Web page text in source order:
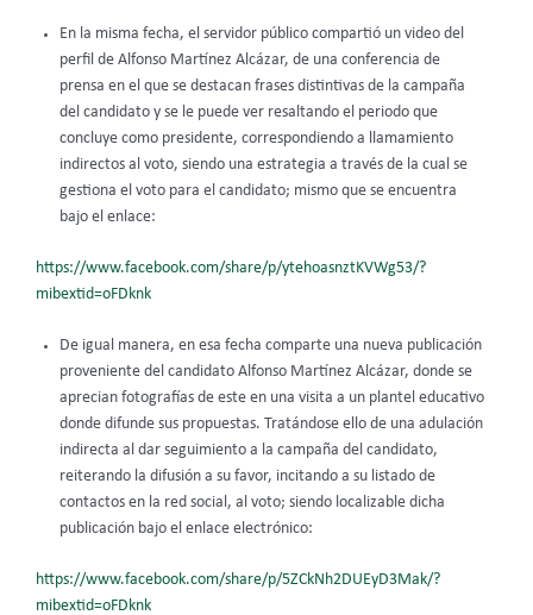
En la misma fecha, el servidor público compartió un video del
perfil de Alfonso Martínez Alcázar, de una conferencia de
prensa en el que se destacan frases distintivas de la campaña
del candidato y se le puede ver resaltando el periodo que
concluye como presidente, correspondiendo a llamamiento
indirectos al voto, siendo una estrategia a través de la cual se
gestiona el voto para el candidato; mismo que se encuentra
bajo el enlace:
https://www.facebook.com/share/p/ytehoasnztKVWg53/?
mibextid=oFDknk
De igual manera, en esa fecha comparte una nueva publicación
proveniente del candidato Alfonso Martínez Alcázar, donde se
aprecian fotografías de este en una visita a un plantel educativo
donde difunde sus propuestas. Tratándose ello de una adulación
indirecta al dar seguimiento a la campaña del candidato,
reiterando la difusión a su favor, incitando a su listado de
contactos en la red social, al voto; siendo localizable dicha
publicación bajo el enlace electrónico:
https://www.facebook.com/share/p/5ZCkNh2DUEyD3Mak/?
mibextid=oFDknk